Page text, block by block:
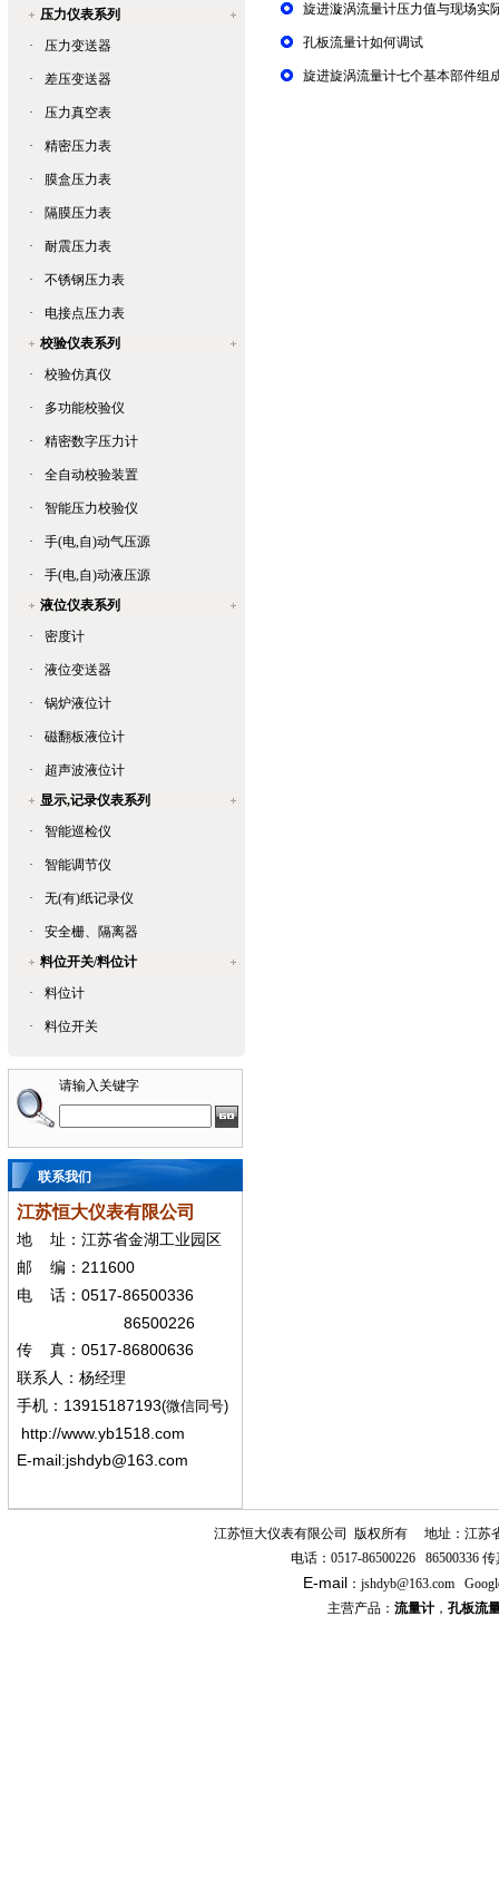
压力仪表系列
·
压力变送器
· 差压变送器
· 压力真空表
· 精密压力表
· 膜盒压力表
· 隔膜压力表
· 耐震压力表
· 不锈钢压力表
·
电接点压力表
校验仪表系列
·
校验仿真仪
· 多功能校验仪
· 精密数字压力计
· 全自动校验装置
· 智能压力校验仪
· 手(电,自)动气压源
·
手(电,自)动液压源
液位仪表系列
·
密度计
· 液位变送器
· 锅炉液位计
· 磁翻板液位计
·
超声波液位计
显示,记录仪表系列
·
智能巡检仪
· 智能调节仪
· 无(有)纸记录仪
·
安全栅、隔离器
料位开关/料位计
·
料位计
· 料位开关
请输入关键字
联系我们
江苏恒大仪表有限公司
地
址：江苏省金湖工业园区
邮
编： 211600
电 话： 0517-86500336
86500226
传 真： 0517-86800636
联系人：杨经理
手机 ： 13915187193(微信同号)
http://www.yb1518.com
E-mail:jshdyb@163.com
旋进漩涡流量计压力值与现场实
孔板流量计如何调试
旋进旋涡流量计七个基本部件组
江苏恒大仪表有限公司 版权所有
地址：江苏
电话： 0517-86500226 86500336 传
E-mail ： jshdyb@163.com
主营产品： 流量计， 孔板流